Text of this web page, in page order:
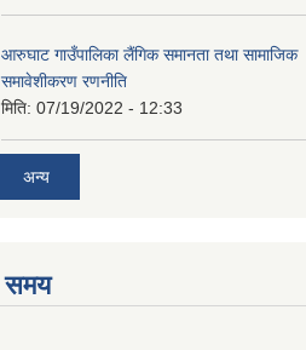
आरुघाट गाउँपालिका लैंगिक समानता तथा सामाजिक
समावेशीकरण रणनीति
मिति: 07/19/2022 - 12:33
अन्य
समय